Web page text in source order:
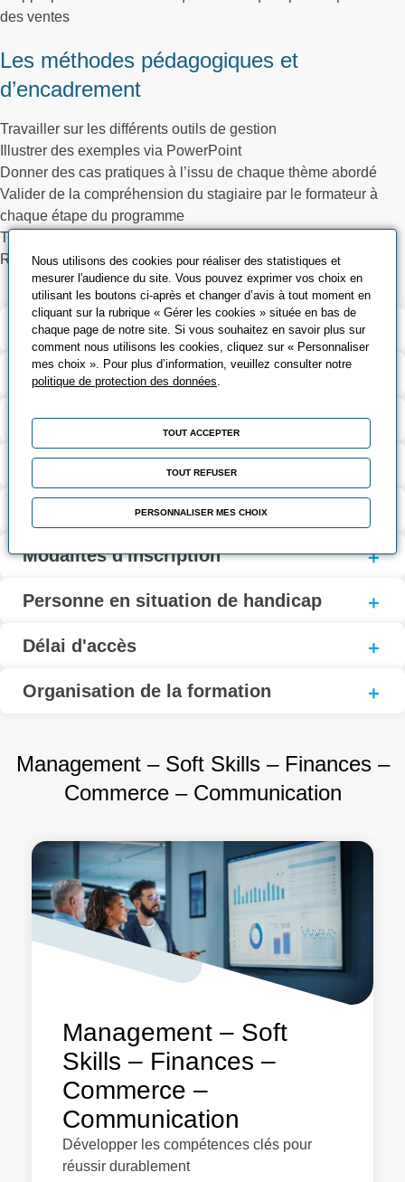
des ventes
Les méthodes pédagogiques et
d’encadrement
Travailler sur les différents outils de gestion
Illustrer des exemples via PowerPoint
Donner des cas pratiques à l’issu de chaque thème abordé
Valider de la compréhension du stagiaire par le formateur à
chaque étape du programme
Travailler en groupe et partager son expérience
Remettre un support pédagogique
Validation et certification
Contenu de la formation
Modalités d’évaluation
Contact
Coût et financement
Modalités d'inscription
Personne en situation de handicap
Délai d'accès
Organisation de la formation
Management – Soft Skills – Finances –
Commerce – Communication
Management – Soft
Skills – Finances –
Commerce –
Communication
Développer les compétences clés pour
réussir durablement
Nous utilisons des cookies pour réaliser des statistiques et
mesurer l'audience du site. Vous pouvez exprimer vos choix en
utilisant les boutons ci-après et changer d’avis à tout moment en
cliquant sur la rubrique « Gérer les cookies » située en bas de
chaque page de notre site. Si vous souhaitez en savoir plus sur
comment nous utilisons les cookies, cliquez sur « Personnaliser
mes choix ». Pour plus d’information, veuillez consulter notre
politique de protection des données
TOUT ACCEPTER
TOUT REFUSER
PERSONNALISER MES CHOIX